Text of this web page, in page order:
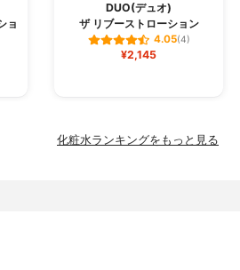
ョ
DUO(デュオ)
ザ リブーストローション
4.05(4)
¥2,145
化粧水ランキングをもっと見る